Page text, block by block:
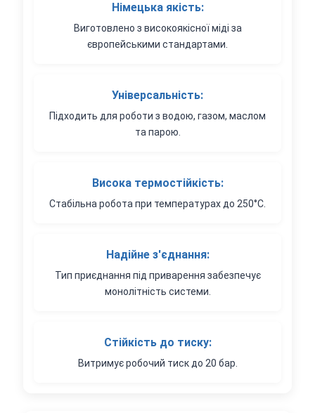
Німецька якість:
Виготовлено з високоякісної міді за
європейськими стандартами.
Універсальність:
Підходить для роботи з водою, газом, маслом
та парою.
Висока термостійкість:
Стабільна робота при температурах до 250°C.
Надійне з'єднання:
Тип приєднання під приварення забезпечує
монолітність системи.
Стійкість до тиску:
Витримує робочий тиск до 20 бар.